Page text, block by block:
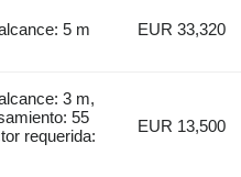
5 m EUR 33,320
3 m,
55
requerida:
EUR 13,500